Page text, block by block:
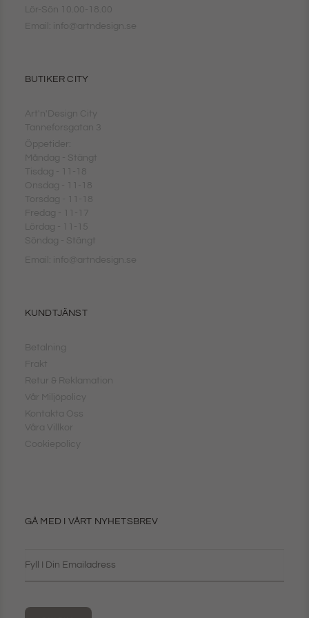
Lör-Sön 10.00-18.00
Email: info@artndesign.se
BUTIKER CITY
Art'n'Design City
Tanneforsgatan 3
Öppetider:
Måndag - Stängt
Tisdag - 11-18
Onsdag - 11-18
Torsdag - 11-18
Fredag - 11-17
Lördag - 11-15
Söndag - Stängt
Email: info@artndesign.se
KUNDTJÄNST
Betalning
Frakt
Retur & Reklamation
Vår Miljöpolicy
Kontakta Oss
Våra Villkor
Cookiepolicy
GÅ MED I VÅRT NYHETSBREV